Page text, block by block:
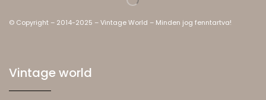
© Copyright – 2014-2025 – Vintage World – Minden jog fenntartva!
Vintage world